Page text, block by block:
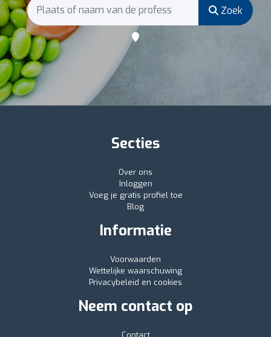
Zoek
Secties
Over ons
Inloggen
Voeg je gratis profiel toe
Blog
Informatie
Voorwaarden
Wettelijke waarschuwing
Privacybeleid en cookies
Neem contact op